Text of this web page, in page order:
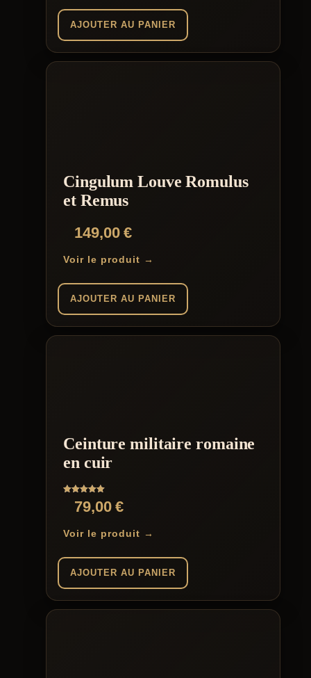
AJOUTER AU PANIER
Cingulum Louve Romulus
et Remus
149,00€
Voir le produit →
AJOUTER AU PANIER
Ceinture militaire romaine
en cuir
Note
5.0079,00€
Voir le produit →
AJOUTER AU PANIER